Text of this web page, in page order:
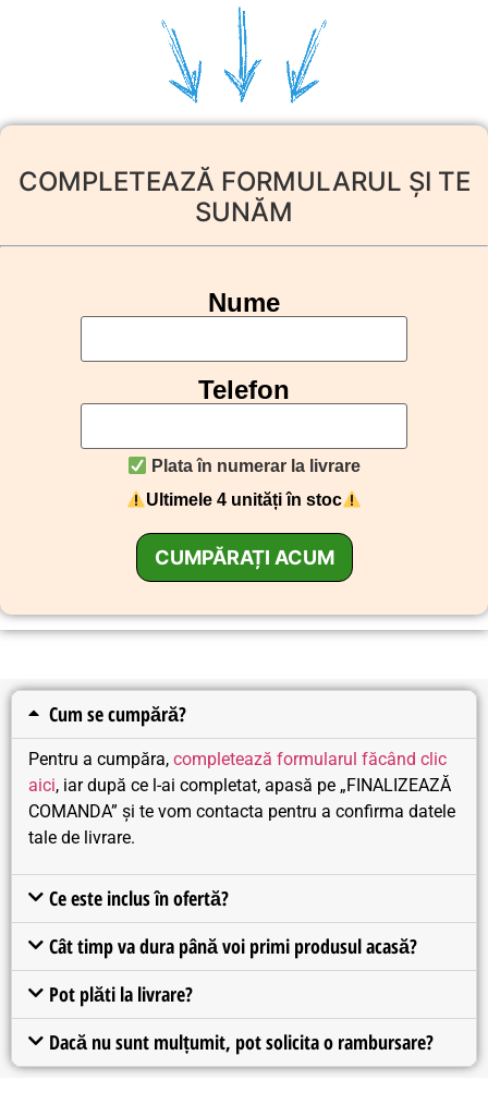
COMPLETEAZĂ FORMULARUL ȘI TE
SUNĂM
Nume
Telefon
Plata în numerar la livrare
Ultimele 4 unități în stoc
Cum se cumpără?
Pentru a cumpăra, completează formularul făcând clic
aici, iar după ce l-ai completat, apasă pe „FINALIZEAZĂ
COMANDA” și te vom contacta pentru a confirma datele
tale de livrare.
Ce este inclus în ofertă?
Cât timp va dura până voi primi produsul acasă?
Pot plăti la livrare?
Dacă nu sunt mulțumit, pot solicita o rambursare?